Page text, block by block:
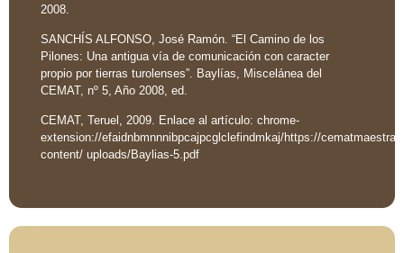
2008.
SANCHÍS ALFONSO, José Ramón. “El Camino de los
Pilones: Una antigua vía de comunicación con caracter
propio por tierras turolenses”. Baylías, Miscelánea del
CEMAT, nº 5, Año 2008, ed.
CEMAT, Teruel, 2009. Enlace al artículo: chrome-
extension://efaidnbmnnnibpcajpcglclefindmkaj/https://
content/ uploads/Baylias-5.pdf